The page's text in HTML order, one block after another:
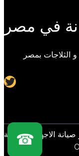
في مصر
الثلاجات بمصر
Twitter
الاجهزة المنزلية
☎